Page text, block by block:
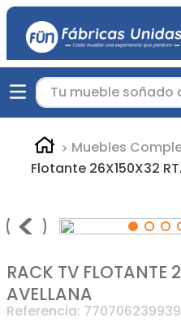
Tu mueble soñado
Muebles
Flotante 26X150X32
RACK TV FLOTANTE
AVELLANA
Referencia: